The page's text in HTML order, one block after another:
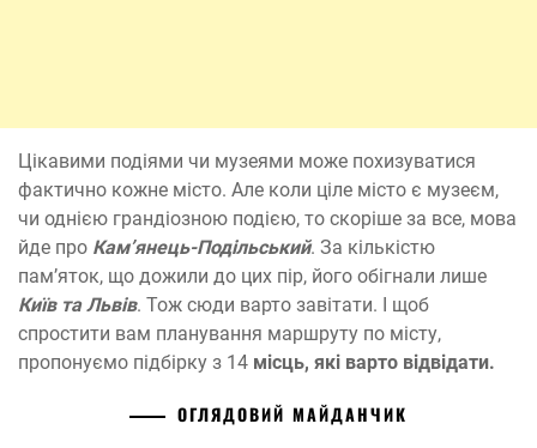
Цікавими подіями чи музеями може похизуватися
фактично кожне місто. Але коли ціле місто є музеєм,
чи однією грандіозною подією, то скоріше за все, мова
йде про Кам’янець-Подільський. За кількістю
пам’яток, що дожили до цих пір, його обігнали лише
Київ та Львів. Тож сюди варто завітати. І щоб
спростити вам планування маршруту по місту,
пропонуємо підбірку з 14 місць, які варто відвідати.
ОГЛЯДОВИЙ МАЙДАНЧИК